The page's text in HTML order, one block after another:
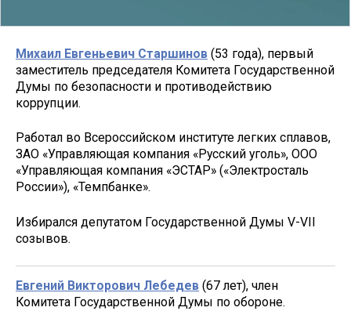
Михаил Евгеньевич Старшинов (53 года), первый
заместитель председателя Комитета Государственной
Думы по безопасности и противодействию
коррупции.
Работал во Всероссийском институте легких сплавов,
ЗАО «Управляющая компания «Русский уголь», ООО
«Управляющая компания «ЭСТАР» («Электросталь
России»), «Темпбанке».
Избирался депутатом Государственной Думы V-VII
созывов.
Евгений Викторович Лебедев (67 лет), член
Комитета Государственной Думы по обороне.